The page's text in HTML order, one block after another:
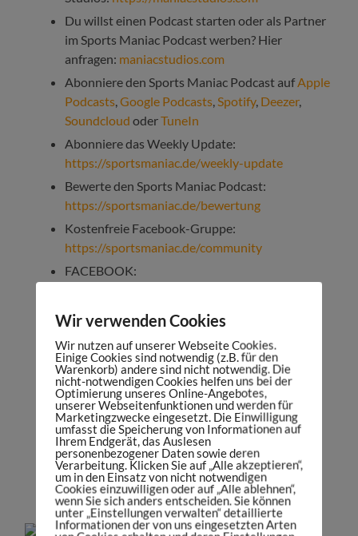
Du willst einen Podcast starten oder als Partner
im Sports Maniac Podcast werben? Hier
anfragen: maniacstudios.com
Abonniere den Sports Maniac Podcast aufApple
Podcasts,Google Podcasts,Spotify, Deezer,
Soundcloud oderTuneIn
Abonniere das Weekly Update:
https://sportsmaniac.de/weekly-update
Bewerte den Sports Maniac Podcast:
https://sportsmaniac.de/bewertung
Kostenfreie Facebook-Gruppe:
https://sportsmaniac.de/community
FACEBOOK:
INSTAGRAM:
http://instagram.com/danielspruegel
TWITTER:https://twitter.com/DanielSpruegel
LINKEDIN:
https://www.linkedin.com/company/sports-
maniac
Mein Podcast-Equipment:
https://sportsmaniac.de/meinsetup
Wir verwenden Cookies
Wir nutzen auf unserer Webseite Cookies.
Einige Cookies sind notwendig (z.B. für den
Warenkorb) andere sind nicht notwendig. Die
nicht-notwendigen Cookies helfen uns bei der
Optimierung unseres Online-Angebotes,
unserer Webseitenfunktionen und werden für
Marketingzwecke eingesetzt. Die Einwilligung
umfasst die Speicherung von Informationen auf
Ihrem Endgerät, das Auslesen
personenbezogener Daten sowie deren
Verarbeitung. Klicken Sie auf „Alle akzeptieren“,
um in den Einsatz von nicht notwendigen
Cookies einzuwilligen oder auf „Alle ablehnen“,
wenn Sie sich anders entscheiden. Sie können
unter „Einstellungen verwalten“ detaillierte
Informationen der von uns eingesetzten Arten